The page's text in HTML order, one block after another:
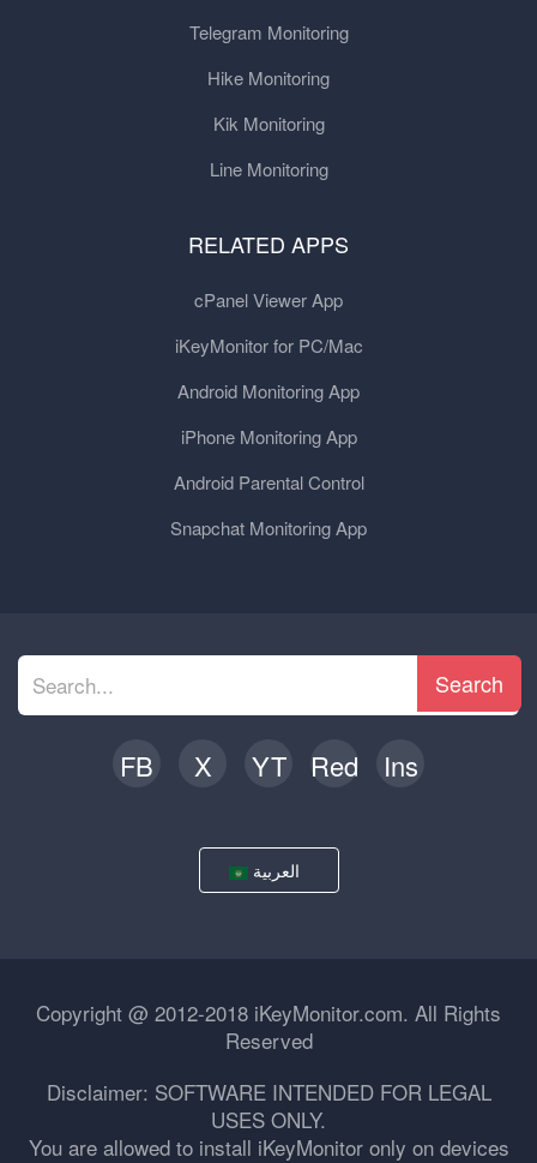
Telegram Monitoring
Hike Monitoring
Kik Monitoring
Line Monitoring
RELATED APPS
cPanel Viewer App
iKeyMonitor for PC/Mac
Android Monitoring App
iPhone Monitoring App
Android Parental Control
Snapchat Monitoring App
Search
FB X YT Red Ins
Copyright @ 2012-2018 iKeyMonitor.com. All Rights
Reserved
Disclaimer: SOFTWARE INTENDED FOR LEGAL
USES ONLY.
You are allowed to install iKeyMonitor only on devices